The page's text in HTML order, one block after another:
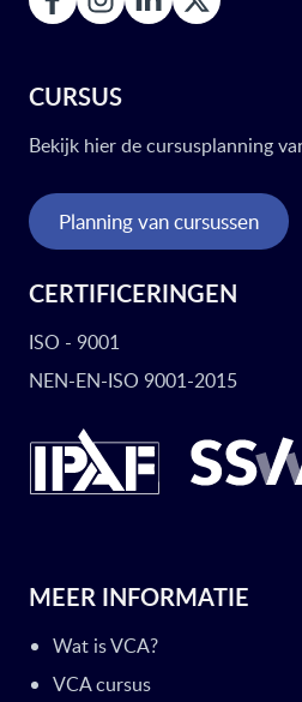
CURSUS
Bekijk hier de cursusplanning
Planning van cursussen
CERTIFICERINGEN
ISO - 9001
NEN-EN-ISO 9001-2015
MEER INFORMATIE
Wat is VCA?
VCA cursus